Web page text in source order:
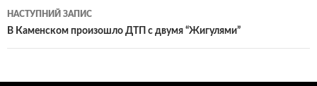
НАСТУПНИЙ ЗАПИС
В Каменском произошло ДТП с двумя “Жигулями”